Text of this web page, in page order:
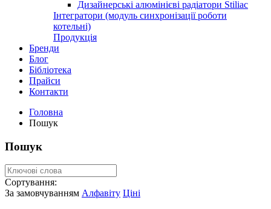
Дизайнерські алюмінієві радіатори Stiliac
Інтегратори (модуль синхронізації роботи
котельні)
Продукція
Бренди
Блог
Бібліотека
Прайси
Контакти
Головна
Пошук
Пошук
Сортування:
За замовчуванням Алфавіту Ціні